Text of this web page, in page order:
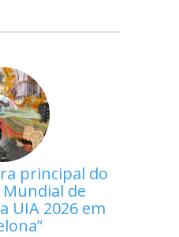
principal do
de
UIA 2026 em